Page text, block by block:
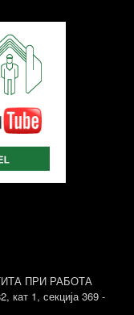
ПРИ РАБОТА
кат 1, секција 369 -